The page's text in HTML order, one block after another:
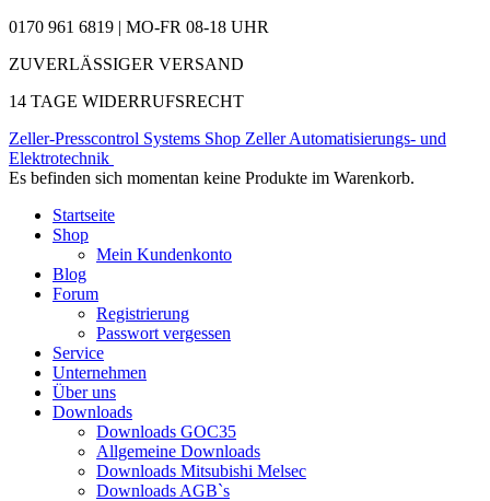
0170 961 6819 | MO-FR 08-18 UHR
ZUVERLÄSSIGER VERSAND
14 TAGE WIDERRUFSRECHT
Zeller-Presscontrol Systems Shop Zeller Automatisierungs- und
Elektrotechnik
Es befinden sich momentan keine Produkte im Warenkorb.
Startseite
Shop
Mein Kundenkonto
Blog
Forum
Registrierung
Passwort vergessen
Service
Unternehmen
Über uns
Downloads
Downloads GOC35
Allgemeine Downloads
Downloads Mitsubishi Melsec
Downloads AGB`s